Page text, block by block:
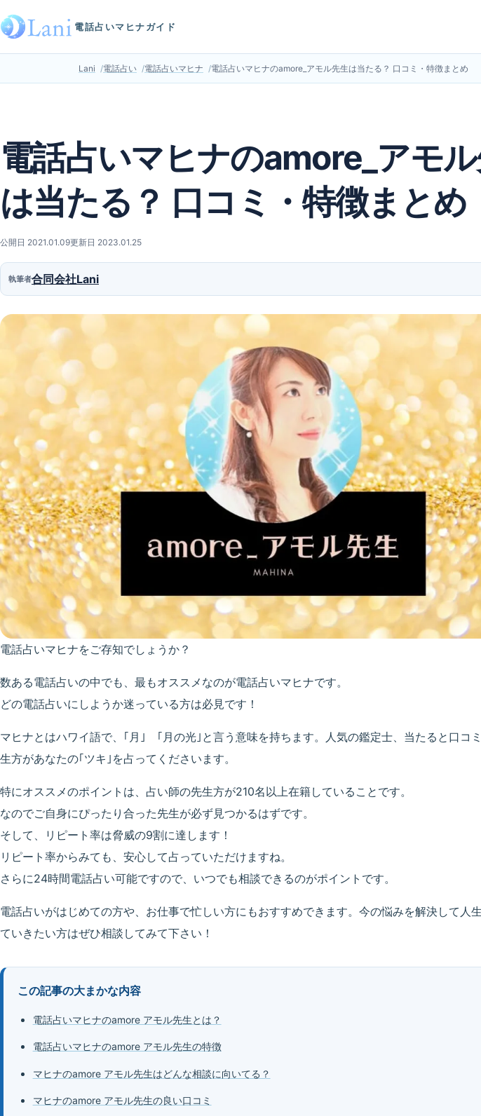
電話占いマヒナガイド
Lani 電話占い 電話占いマヒナ 電話占いマヒナのamore_アモル先生は当たる？ 口コミ・特徴まとめ
電話占いマヒナのamore_アモ
は当たる？ 口コミ・特徴まとめ
公開日 2021.01.09更新日 2023.01.25
執筆者合同会社Lani
電話占いマヒナをご存知でしょうか？
数ある電話占いの中でも、最もオススメなのが電話占いマヒナです。
どの電話占いにしようか迷っている方は必見です！
マヒナとはハワイ語で、｢月｣ ｢月の光｣と言う意味を持ちます。人気の鑑定士、当たると口コ
生方があなたの｢ツキ｣を占ってくださいます。
特にオススメのポイントは、占い師の先生方が210名以上在籍していることです。
なのでご自身にぴったり合った先生が必ず見つかるはずです。
そして、リピート率は脅威の9割に達します！
リピート率からみても、安心して占っていただけますね。
さらに24時間電話占い可能ですので、いつでも相談できるのがポイントです。
電話占いがはじめての方や、お仕事で忙しい方にもおすすめできます。今の悩みを解決して人
ていきたい方はぜひ相談してみて下さい！
この記事の大まかな内容
電話占いマヒナのamore アモル先生とは？
電話占いマヒナのamore アモル先生の特徴
マヒナのamore アモル先生はどんな相談に向いてる？
マヒナのamore アモル先生の良い口コミ